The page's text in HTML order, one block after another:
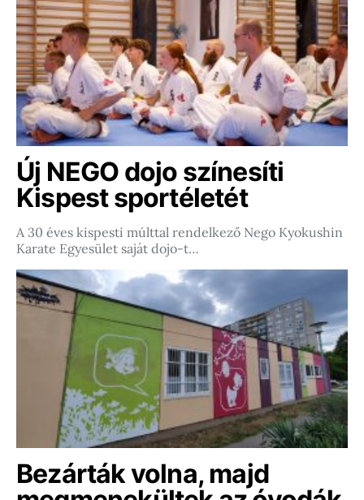
Új NEGO dojo színesíti
Kispest sportéletét
A 30 éves kispesti múlttal rendelkező Nego Kyokushin
Karate Egyesület saját dojo-t…
Bezárták volna, majd